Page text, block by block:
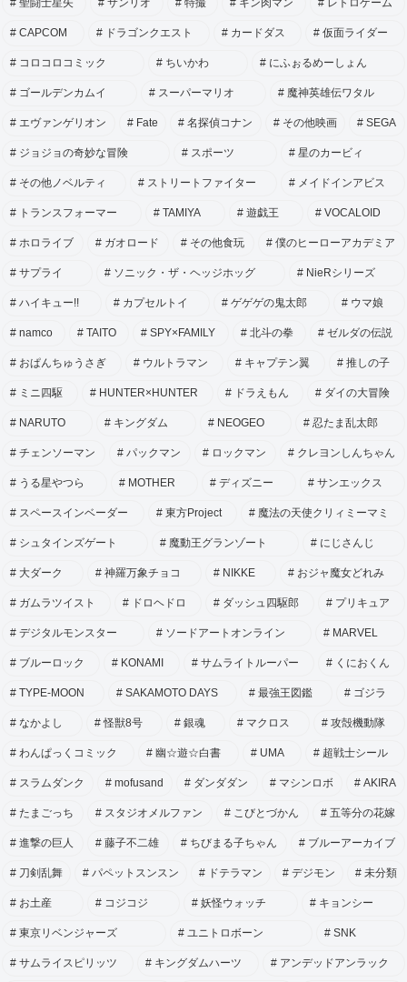
聖闘士星矢 サンリオ 特撮 キン肉マン レトロゲーム
CAPCOM ドラゴンクエスト カードダス 仮面ライダー
コロコロコミック ちいかわ にふぉるめーしょん
ゴールデンカムイ スーパーマリオ 魔神英雄伝ワタル
エヴァンゲリオン Fate 名探偵コナン その他映画 SEGA
ジョジョの奇妙な冒険 スポーツ 星のカービィ
その他ノベルティ ストリートファイター メイドインアビス
トランスフォーマー TAMIYA 遊戯王 VOCALOID
ホロライブ ガオロード その他食玩 僕のヒーローアカデミア
サプライ ソニック・ザ・ヘッジホッグ NieRシリーズ
ハイキュー!! カプセルトイ ゲゲゲの鬼太郎 ウマ娘
namco TAITO SPY×FAMILY 北斗の拳 ゼルダの伝説
おぱんちゅうさぎ ウルトラマン キャプテン翼 推しの子
ミニ四駆 HUNTER×HUNTER ドラえもん ダイの大冒険
NARUTO キングダム NEOGEO 忍たま乱太郎
チェンソーマン パックマン ロックマン クレヨンしんちゃん
うる星やつら MOTHER ディズニー サンエックス
スペースインベーダー 東方Project 魔法の天使クリィミーマミ
シュタインズゲート 魔動王グランゾート にじさんじ
大ダーク 神羅万象チョコ NIKKE おジャ魔女どれみ
ガムラツイスト ドロヘドロ ダッシュ四駆郎 プリキュア
デジタルモンスター ソードアートオンライン MARVEL
ブルーロック KONAMI サムライトルーパー くにおくん
TYPE-MOON SAKAMOTO DAYS 最強王図鑑 ゴジラ
なかよし 怪獣8号 銀魂 マクロス 攻殻機動隊
わんぱっくコミック 幽☆遊☆白書 UMA 超戦士シール
スラムダンク mofusand ダンダダン マシンロボ AKIRA
たまごっち スタジオメルファン こびとづかん 五等分の花嫁
進撃の巨人 藤子不二雄 ちびまる子ちゃん ブルーアーカイブ
刀剣乱舞 パペットスンスン ドテラマン デジモン 未分類
お土産 コジコジ 妖怪ウォッチ キョンシー
東京リベンジャーズ ユニトロボーン SNK
サムライスピリッツ キングダムハーツ アンデッドアンラック